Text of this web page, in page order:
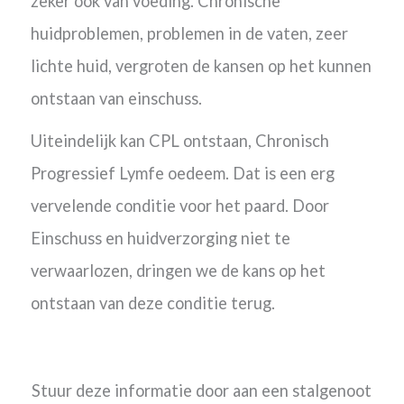
huidproblemen, problemen in de vaten, zeer
lichte huid, vergroten de kansen op het kunnen
ontstaan van einschuss.
Uiteindelijk kan CPL ontstaan, Chronisch
Progressief Lymfe oedeem. Dat is een erg
vervelende conditie voor het paard. Door
Einschuss en huidverzorging niet te
verwaarlozen, dringen we de kans op het
ontstaan van deze conditie terug.
Stuur deze informatie door aan een stalgenoot